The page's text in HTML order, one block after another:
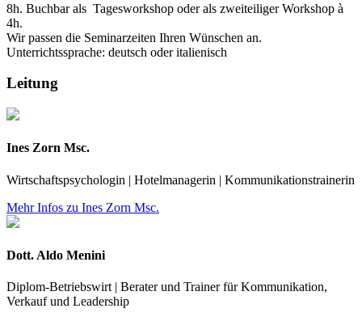
8h. Buchbar als Tagesworkshop oder als zweiteiliger Workshop à
4h.
Wir passen die Seminarzeiten Ihren Wünschen an.
Unterrichtssprache: deutsch oder italienisch
Leitung
Ines Zorn Msc.
Wirtschaftspsychologin | Hotelmanagerin | Kommunikationstrainerin
Mehr Infos zu Ines Zorn Msc.
Dott. Aldo Menini
Diplom-Betriebswirt | Berater und Trainer für Kommunikation,
Verkauf und Leadership